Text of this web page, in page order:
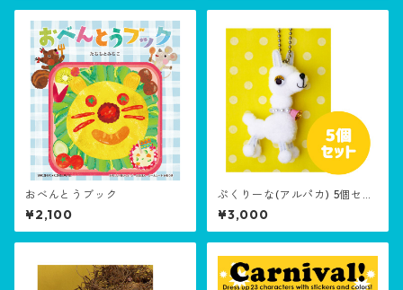
おべんとうブック
¥2,100
ぷくりーな(アルパカ) 5個セッ
ト
¥3,000